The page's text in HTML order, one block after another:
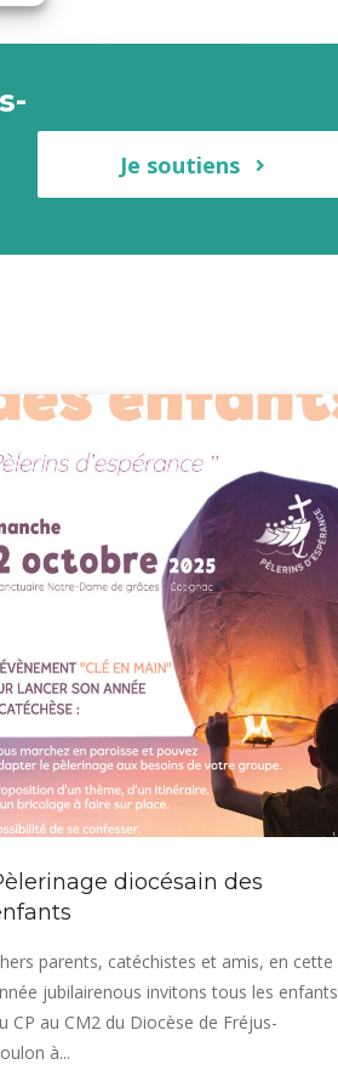
Je soutiens
diocésain des
parents, catéchistes et amis, en cette
jubilairenous invitons tous les enfants
CP au CM2 du Diocèse de Fréjus-
à...